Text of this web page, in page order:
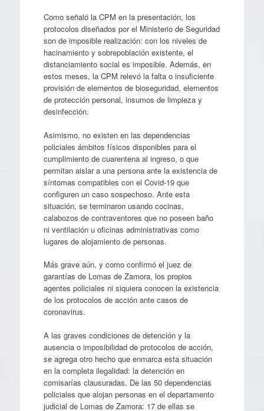
Como señaló la CPM en la presentación, los
protocolos diseñados por el Ministerio de Seguridad
son de imposible realización: con los niveles de
hacinamiento y sobrepoblación existente, el
distanciamiento social es imposible. Además, en
estos meses, la CPM relevó la falta o insuficiente
provisión de elementos de bioseguridad, elementos
de protección personal, insumos de limpieza y
desinfección.
Asimismo, no existen en las dependencias
policiales ámbitos físicos disponibles para el
cumplimiento de cuarentena al ingreso, o que
permitan aislar a una persona ante la existencia de
síntomas compatibles con el Covid-19 que
configuren un caso sospechoso. Ante esta
situación, se terminaron usando cocinas,
calabozos de contraventores que no poseen baño
ni ventilación u oficinas administrativas como
lugares de alojamiento de personas.
Más grave aún, y como confirmó el juez de
garantías de Lomas de Zamora, los propios
agentes policiales ni siquiera conocen la existencia
de los protocolos de acción ante casos de
coronavirus.
A las graves condiciones de detención y la
ausencia o imposibilidad de protocolos de acción,
se agrega otro hecho que enmarca esta situación
en la completa ilegalidad: la detención en
comisarías clausuradas. De las 50 dependencias
policiales que alojan personas en el departamento
judicial de Lomas de Zamora: 17 de ellas se